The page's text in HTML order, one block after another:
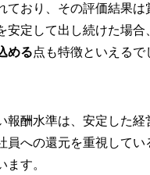
ており、その評価結果は
安定して出し続けた場合
める点も特徴といえるで
報酬水準は、安定した経
員への還元を重視してい
ます。